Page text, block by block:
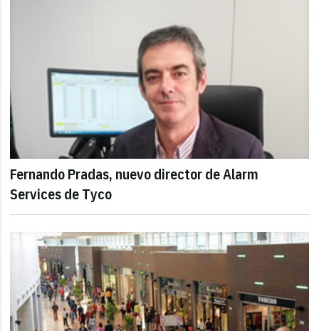
Fernando Pradas, nuevo director de Alarm
Services de Tyco